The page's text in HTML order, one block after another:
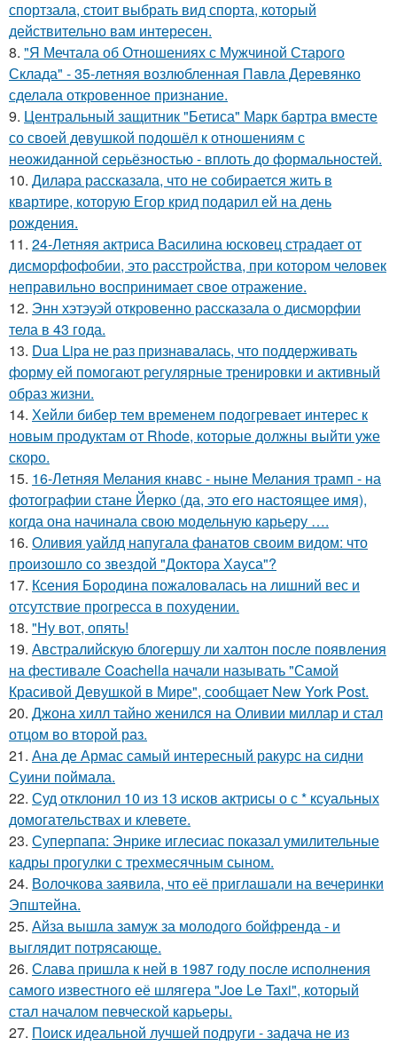
спортзала, стоит выбрать вид спорта, который
действительно вам интересен.
8. "Я Мечтала об Отношениях с Мужчиной Старого
Склада" - 35-летняя возлюбленная Павла Деревянко
сделала откровенное признание.
9. Центральный защитник "Бетиса" Марк бартра вместе
со своей девушкой подошёл к отношениям с
неожиданной серьёзностью - вплоть до формальностей.
10. Дилара рассказала, что не собирается жить в
квартире, которую Егор крид подарил ей на день
рождения.
11. 24-Летняя актриса Василина юсковец страдает от
дисморфофобии, это расстройства, при котором человек
неправильно воспринимает свое отражение.
12. Энн хэтэуэй откровенно рассказала о дисморфии
тела в 43 года.
13. Dua Lipa не раз признавалась, что поддерживать
форму ей помогают регулярные тренировки и активный
образ жизни.
14. Хейли бибер тем временем подогревает интерес к
новым продуктам от Rhode, которые должны выйти уже
скоро.
15. 16-Летняя Мелания кнавс - ныне Мелания трамп - на
фотографии стане Йерко (да, это его настоящее имя),
когда она начинала свою модельную карьеру ….
16. Оливия уайлд напугала фанатов своим видом: что
произошло со звездой "Доктора Хауса"?
17. Ксения Бородина пожаловалась на лишний вес и
отсутствие прогресса в похудении.
18. "Ну вот, опять!
19. Австралийскую блогершу ли халтон после появления
на фестивале Coachella начали называть "Самой
Красивой Девушкой в Мире", сообщает New York Post.
20. Джона хилл тайно женился на Оливии миллар и стал
отцом во второй раз.
21. Ана де Армас самый интересный ракурс на сидни
Суини поймала.
22. Суд отклонил 10 из 13 исков актрисы о с * ксуальных
домогательствах и клевете.
23. Суперпапа: Энрике иглесиас показал умилительные
кадры прогулки с трехмесячным сыном.
24. Волочкова заявила, что её приглашали на вечеринки
Эпштейна.
25. Айза вышла замуж за молодого бойфренда - и
выглядит потрясающе.
26. Слава пришла к ней в 1987 году после исполнения
самого известного её шлягера "Joe Le Taxi", который
стал началом певческой карьеры.
27. Поиск идеальной лучшей подруги - задача не из